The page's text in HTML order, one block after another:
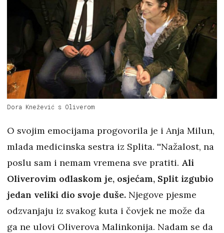
Dora Knežević s Oliverom
O svojim emocijama progovorila je i Anja Milun,
mlada medicinska sestra iz Splita. ''Nažalost, na
poslu sam i nemam vremena sve pratiti. Ali
Oliverovim odlaskom je, osjećam, Split izgubio
jedan veliki dio svoje duše. Njegove pjesme
odzvanjaju iz svakog kuta i čovjek ne može da
ga ne ulovi Oliverova Malinkonija. Nadam se da